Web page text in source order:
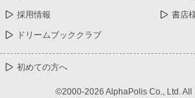
採用情報 書店
ドリームブッククラブ
初めての方へ
©2000-2026 AlphaPolis Co., Ltd. All